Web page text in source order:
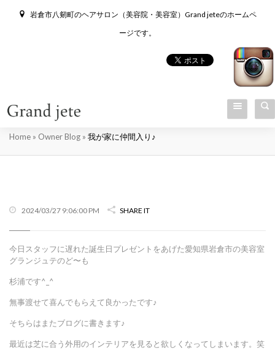
岩倉市八剱町のヘアサロン（美容院・美容室）Grand jeteのホームペ
ージです。
我が家に仲間入り♪
Home » Owner Blog » 我が家に仲間入り♪
2024/03/27 9:06:00 PM SHARE IT
今日スタッフに遅れた誕生日プレゼントをあげた愛知県岩倉市の美容室
グランジュテのど〜も
杉浦です^_^
無事渡せて喜んでもらえて良かったです♪
そちらはまたブログに書きます♪
最近は芝に合う外用のインテリアを見ると欲しくなってしまいます。笑